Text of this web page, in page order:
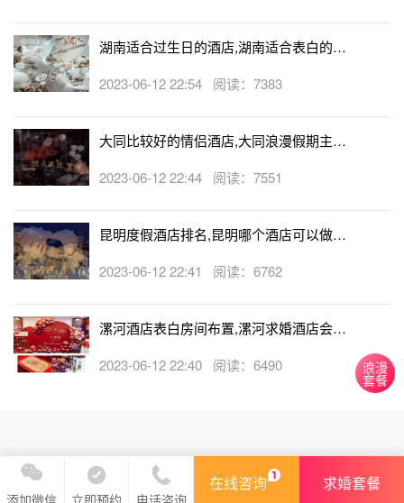
湖南适合过生日的酒店,湖南适合表白的酒
2023-06-12 22:54 阅读：7383
大同比较好的情侣酒店,大同浪漫假期主题
2023-06-12 22:44 阅读：7551
昆明度假酒店排名,昆明哪个酒店可以做求
2023-06-12 22:41 阅读：6762
漯河酒店表白房间布置,漯河求婚酒店会帮
2023-06-12 22:40 阅读：6490 浪漫
套餐
添加微信 立即预约 电话咨询
在线咨询 求婚套餐